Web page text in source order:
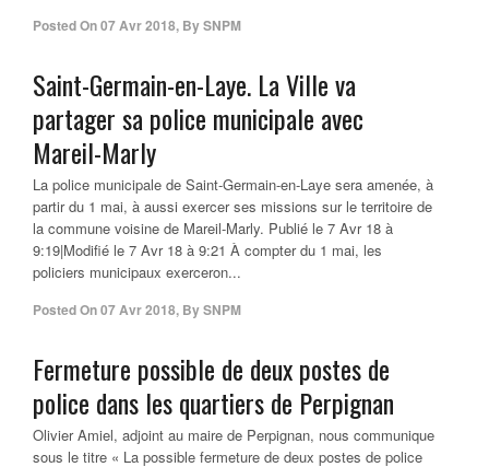
Posted On07 Avr 2018, BySNPM
Saint-Germain-en-Laye. La Ville va
partager sa police municipale avec
Mareil-Marly
La police municipale de Saint-Germain-en-Laye sera amenée, à
partir du 1 mai, à aussi exercer ses missions sur le territoire de
la commune voisine de Mareil-Marly. Publié le 7 Avr 18 à
9:19|Modifié le 7 Avr 18 à 9:21 À compter du 1 mai, les
policiers municipaux exerceron...
Posted On07 Avr 2018, BySNPM
Fermeture possible de deux postes de
police dans les quartiers de Perpignan
Olivier Amiel, adjoint au maire de Perpignan, nous communique
sous le titre « La possible fermeture de deux postes de police